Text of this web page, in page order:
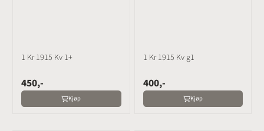
1 Kr 1915 Kv 1+
450,-
Kjøp
1 Kr 1915 Kv g1
400,-
Kjøp